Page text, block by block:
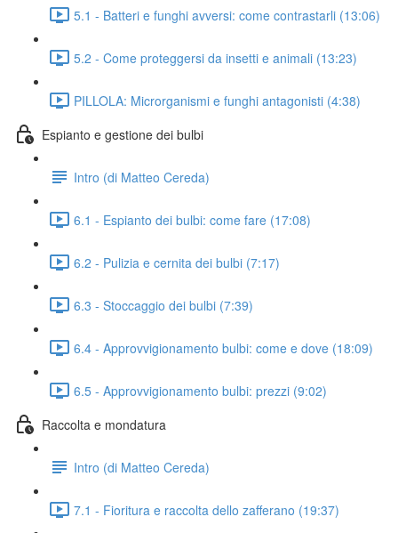
5.1 - Batteri e funghi avversi: come contrastarli (13:06)
5.2 - Come proteggersi da insetti e animali (13:23)
PILLOLA: Microrganismi e funghi antagonisti (4:38)
Espianto e gestione dei bulbi
Intro (di Matteo Cereda)
6.1 - Espianto dei bulbi: come fare (17:08)
6.2 - Pulizia e cernita dei bulbi (7:17)
6.3 - Stoccaggio dei bulbi (7:39)
6.4 - Approvvigionamento bulbi: come e dove (18:09)
6.5 - Approvvigionamento bulbi: prezzi (9:02)
Raccolta e mondatura
Intro (di Matteo Cereda)
7.1 - Fioritura e raccolta dello zafferano (19:37)